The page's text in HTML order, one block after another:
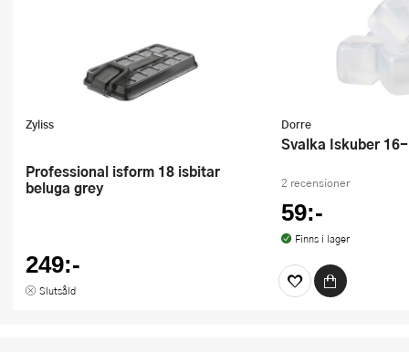
Zyliss
Professional isform 18 isbitar
beluga grey
249:-
Slutsåld
Dorre
Svalka Iskuber
2 recensioner
59:-
Finns i lager